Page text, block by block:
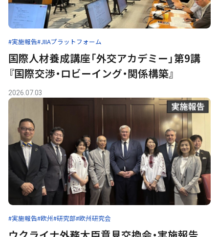
#実施報告#JIIAプラットフォーム
国際人材養成講座「外交アカデミー」第9講
『国際交渉・ロビーイング・関係構築』
2026.07.03
#実施報告#欧州#研究部#欧州研究会